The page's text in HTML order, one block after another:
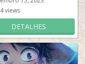
views
DETALHES